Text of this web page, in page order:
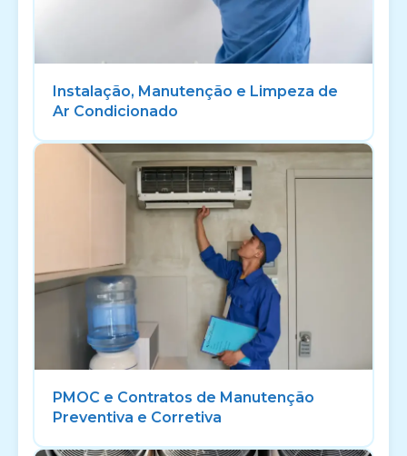
Instalação, Manutenção e Limpeza de
Ar Condicionado
PMOC e Contratos de Manutenção
Preventiva e Corretiva